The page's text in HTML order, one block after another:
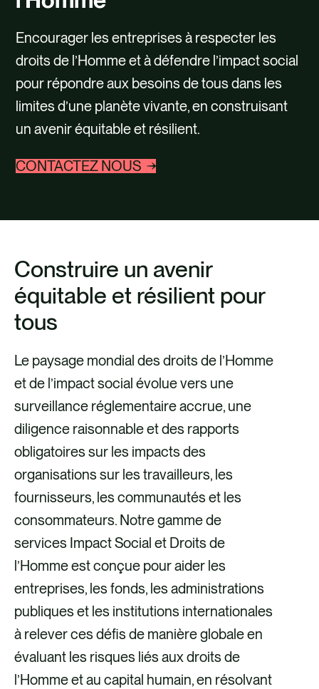
Encourager les entreprises à respecter les
droits de l’Homme et à défendre l’impact social
pour répondre aux besoins de tous dans les
limites d’une planète vivante, en construisant
un avenir équitable et résilient.
CONTACTEZ NOUS
Construire un avenir
équitable et résilient pour
tous
Le paysage mondial des droits de l’Homme
et de l’impact social évolue vers une
surveillance réglementaire accrue, une
diligence raisonnable et des rapports
obligatoires sur les impacts des
organisations sur les travailleurs, les
fournisseurs, les communautés et les
consommateurs. Notre gamme de
services Impact Social et Droits de
l’Homme est conçue pour aider les
entreprises, les fonds, les administrations
publiques et les institutions internationales
à relever ces défis de manière globale en
évaluant les risques liés aux droits de
l’Homme et au capital humain, en résolvant